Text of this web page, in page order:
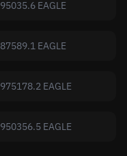
EAGLE
EAGLE
EAGLE
EAGLE